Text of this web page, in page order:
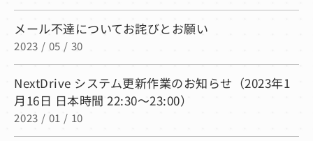
メール不達についてお詫びとお願い
2023 / 05 / 30
NextDrive システム更新作業のお知らせ（2023年1
月16日 日本時間 22:30〜23:00）
2023 / 01 / 10